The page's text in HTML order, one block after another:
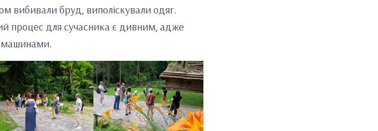
вибивали бруд, виполіскували одяг.
процес для сучасника є дивним, адже
машинами.